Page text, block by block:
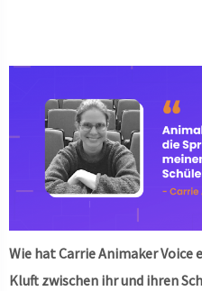
Wie hat Carrie Animaker
Kluft zwischen ihr und ihren